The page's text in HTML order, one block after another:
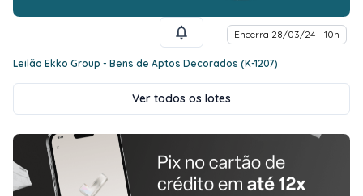
Encerra 28/03/24 - 10h
Leilão Ekko Group - Bens de Aptos Decorados (K-1207)
Ver todos os lotes